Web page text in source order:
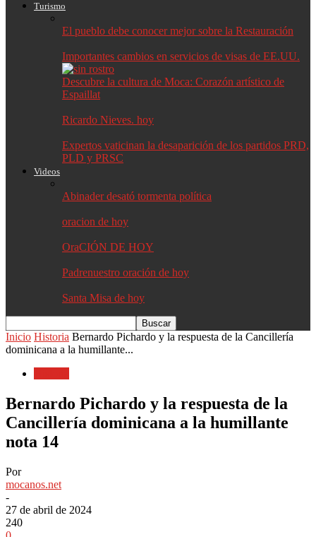
Turismo
El pueblo debe conocer mejor sobre la Restauración
Importantes cambios en servicios de visas de EE.UU.
Descubre la cultura de Moca: Corazón artístico de
Espaillat
Ricardo Nieves. hoy
Expertos vaticinan la desaparición de los partidos PRD,
PLD y PRSC
Videos
Abinader desató tormenta política
oracion de hoy
OraCIÓN DE HOY
Padrenuestro oración de hoy
Santa Misa de hoy
Inicio Historia Bernardo Pichardo y la respuesta de la Cancillería
dominicana a la humillante...
Bernardo Pichardo y la respuesta de la
Cancillería dominicana a la humillante
nota 14
Por
mocanos.net
-
27 de abril de 2024
240